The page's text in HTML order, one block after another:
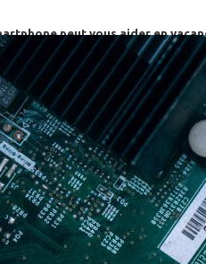
peut vous aider en